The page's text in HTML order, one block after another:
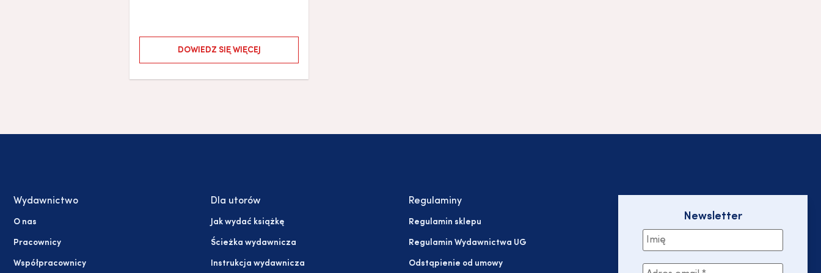
DOWIEDZ SIĘ WIĘCEJ
Wydawnictwo
O nas
Pracownicy
Współpracownicy
Dla utorów
Jak wydać książkę
Ścieżka wydawnicza
Instrukcja wydawnicza
Regulaminy
Regulamin sklepu
Regulamin Wydawnictwa UG
Odstąpienie od umowy
Newsletter